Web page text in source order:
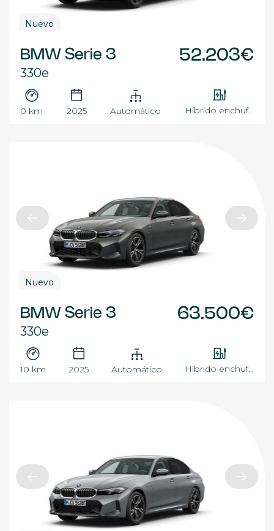
Nuevo
BMW Serie 3
330e
52.203€
0 km 2025 Automático Híbrido enchuf...
Nuevo
BMW Serie 3
330e
63.500€
10 km 2025 Automático Híbrido enchuf...